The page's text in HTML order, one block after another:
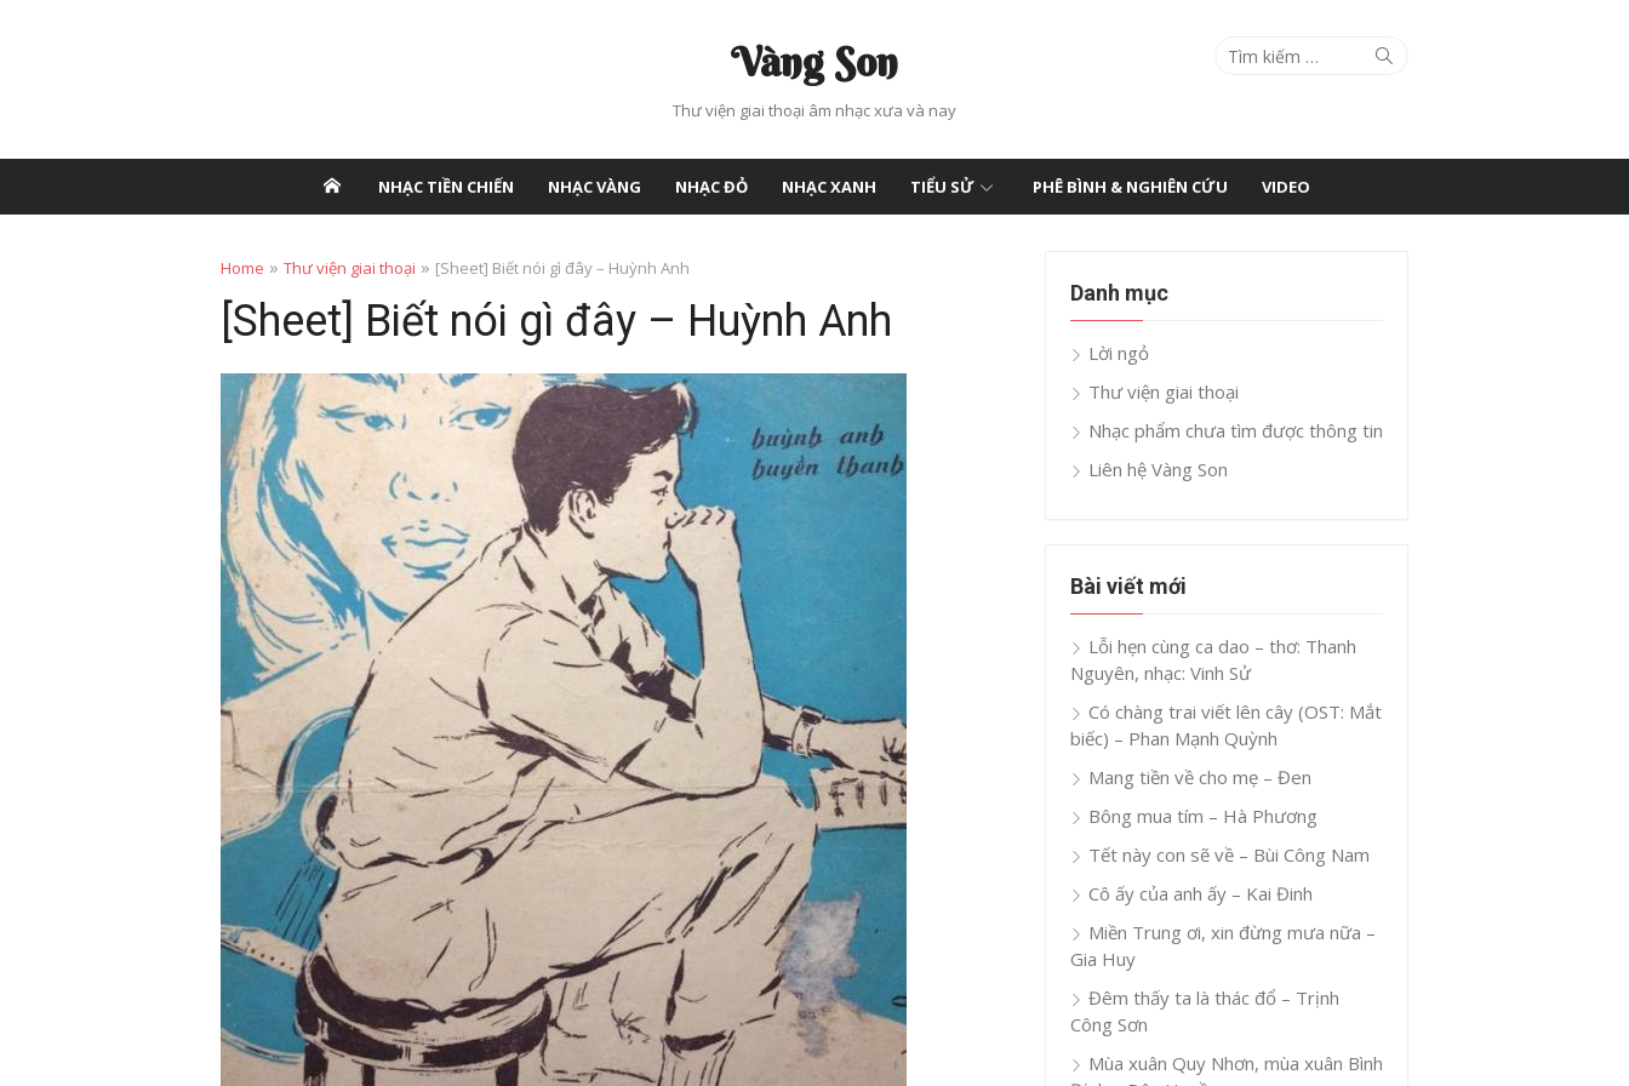
Vàng Son
Thư viện giai thoại âm nhạc xưa và nay
Search
Search
NHẠC TIỀN CHIẾN NHẠC VÀNG NHẠC ĐỎ NHẠC XANH TIỂU SỬ PHÊ BÌNH & NGHIÊN CỨU VIDEO
Home » Thư viện giai thoại » [Sheet] Biết nói gì đây – Huỳnh Anh
[Sheet] Biết nói gì đây – Huỳnh Anh
Danh mục
Lời ngỏ
Thư viện giai thoại
Nhạc phẩm chưa tìm được thông tin
Liên hệ Vàng Son
Bài viết mới
Lỗi hẹn cùng ca dao – thơ: Thanh
Nguyên, nhạc: Vinh Sử
Có chàng trai viết lên cây (OST: Mắt
biếc) – Phan Mạnh Quỳnh
Mang tiền về cho mẹ – Đen
Bông mua tím – Hà Phương
Tết này con sẽ về – Bùi Công Nam
Cô ấy của anh ấy – Kai Đinh
Miền Trung ơi, xin đừng mưa nữa –
Gia Huy
Đêm thấy ta là thác đổ – Trịnh
Công Sơn
Mùa xuân Quy Nhơn, mùa xuân Bình